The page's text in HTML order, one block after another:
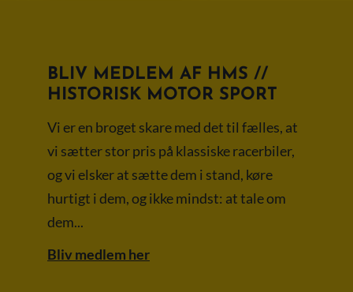
BLIV MEDLEM AF HMS //
HISTORISK MOTOR SPORT
Vi er en broget skare med det til fælles, at
vi sætter stor pris på klassiske racerbiler,
og vi elsker at sætte dem i stand, køre
hurtigt i dem, og ikke mindst: at tale om
dem...
Bliv medlem her